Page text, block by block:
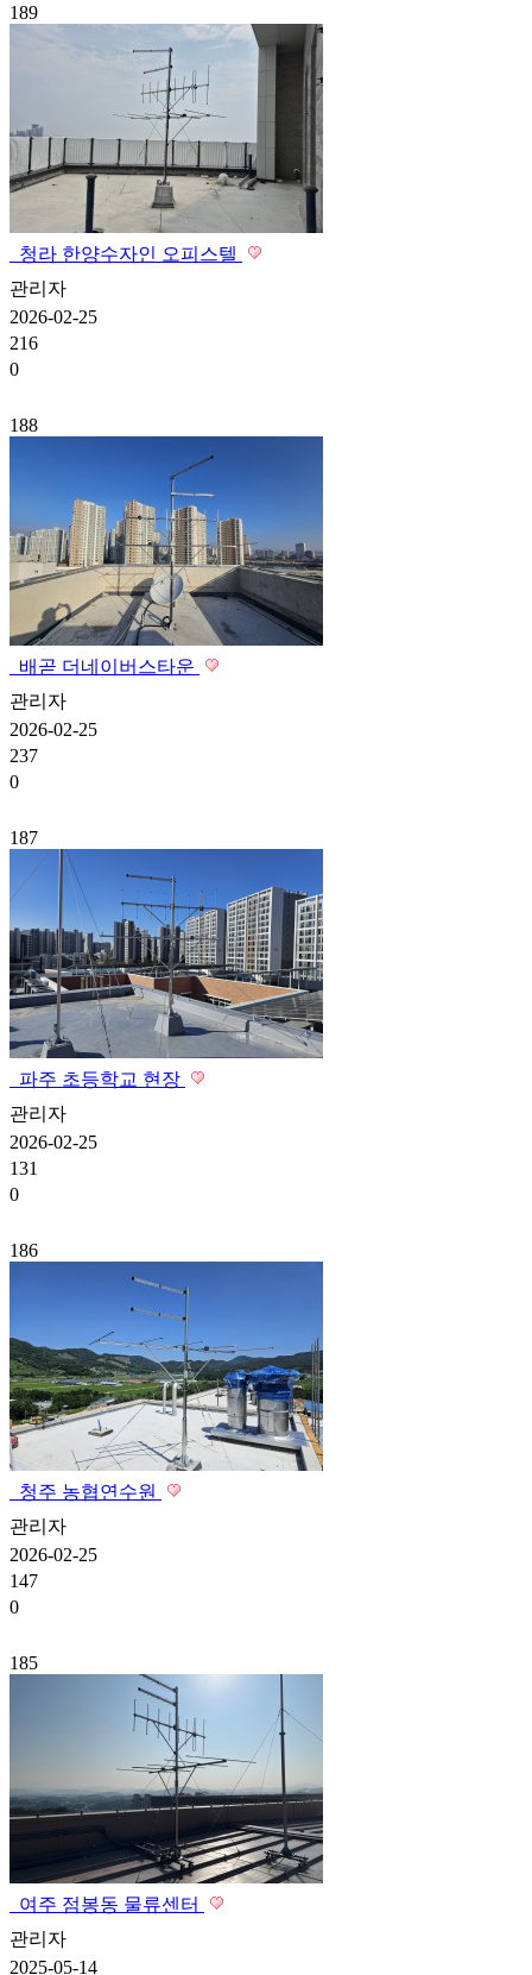
189
청라 한양수자인 오피스텔
관리자
2026-02-25
216
0
188
배곧 더네이버스타운
관리자
2026-02-25
237
0
187
파주 초등학교 현장
관리자
2026-02-25
131
0
186
청주 농협연수원
관리자
2026-02-25
147
0
185
여주 점봉동 물류센터
관리자
2025-05-14